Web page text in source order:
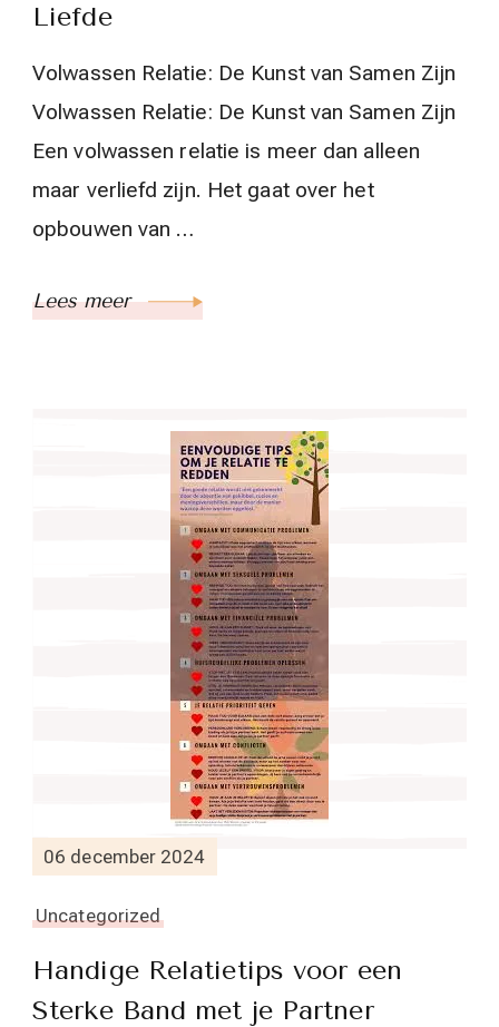
Liefde
Volwassen Relatie: De Kunst van Samen Zijn
Volwassen Relatie: De Kunst van Samen Zijn
Een volwassen relatie is meer dan alleen
maar verliefd zijn. Het gaat over het
opbouwen van …
Lees meer
06 december 2024
Uncategorized
Handige Relatietips voor een
Sterke Band met je Partner